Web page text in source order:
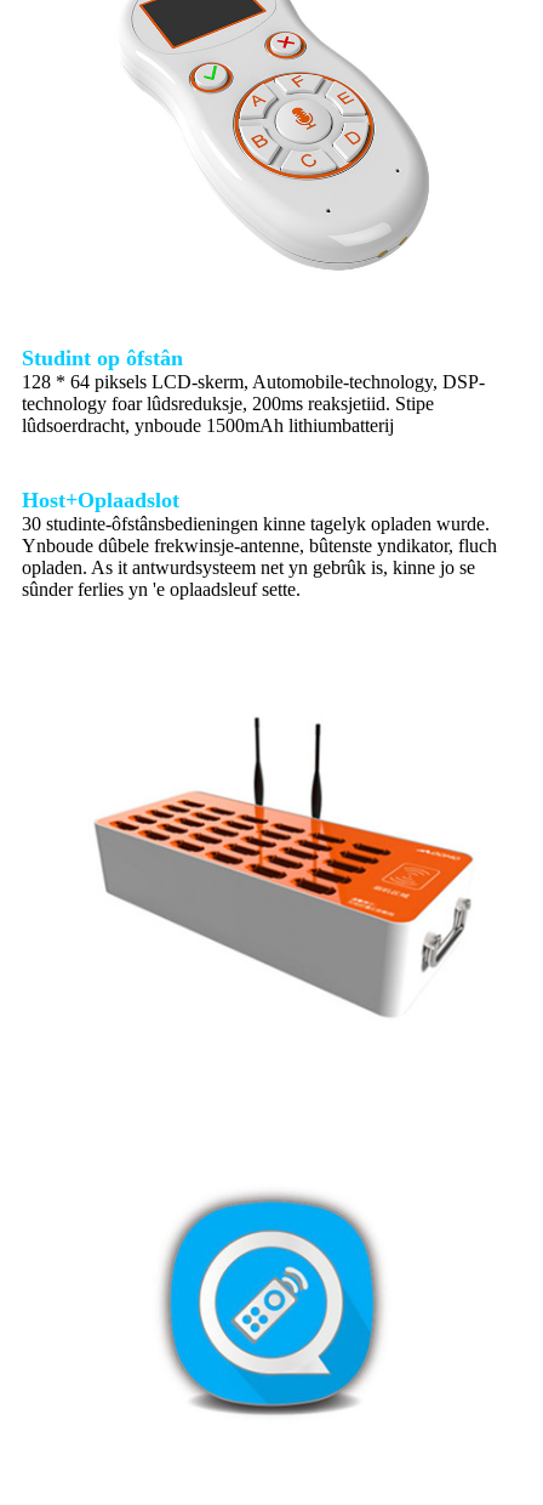
Studint op ôfstân
128 * 64 piksels LCD-skerm, Automobile-technology, DSP-
technology foar lûdsreduksje, 200ms reaksjetiid. Stipe
lûdsoerdracht, ynboude 1500mAh lithiumbatterij
Host+Oplaadslot
30 studinte-ôfstânsbedieningen kinne tagelyk opladen wurde.
Ynboude dûbele frekwinsje-antenne, bûtenste yndikator, fluch
opladen. As it antwurdsysteem net yn gebrûk is, kinne jo se
sûnder ferlies yn 'e oplaadsleuf sette.